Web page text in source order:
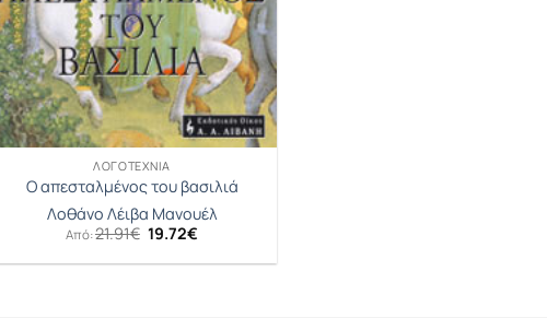
ΛΟΓΟΤΕΧΝΊΑ
Ο απεσταλμένος του βασιλιά
Λοθάνο Λέιβα Μανουέλ
Από:21.91€ Original
price
was:
19.72€
τιμή